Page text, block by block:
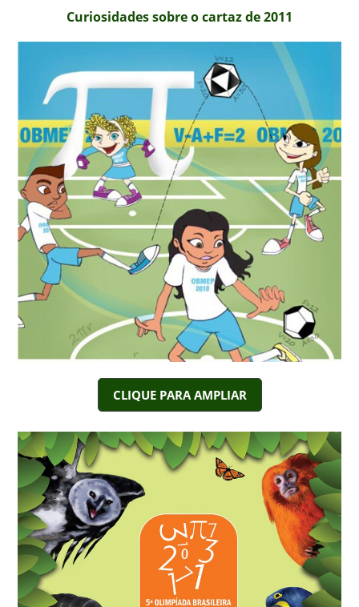
Curiosidades sobre o cartaz de 2011
CLIQUE PARA AMPLIAR